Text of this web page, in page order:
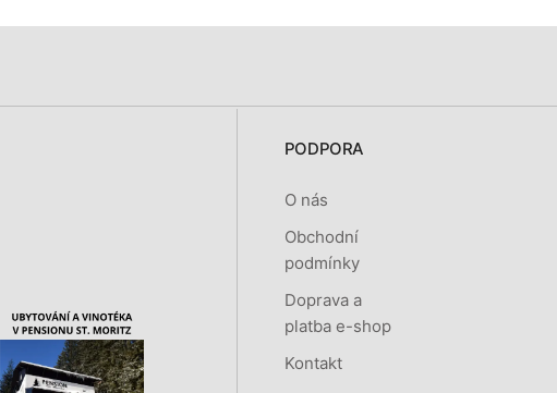
PODPORA
O nás
Obchodní
podmínky
Doprava a
platba e-shop
Kontakt